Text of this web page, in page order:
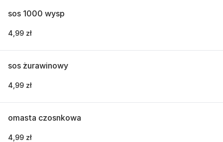
sos 1000 wysp
4,99 zł
sos żurawinowy
4,99 zł
omasta czosnkowa
4,99 zł